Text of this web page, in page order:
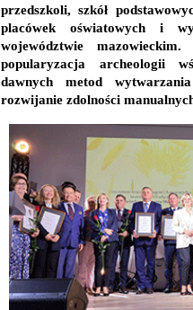
przedszkoli, szkół
placówek oświatowych i
województwie
popularyzacja archeologii
dawnych metod
rozwijanie zdolności